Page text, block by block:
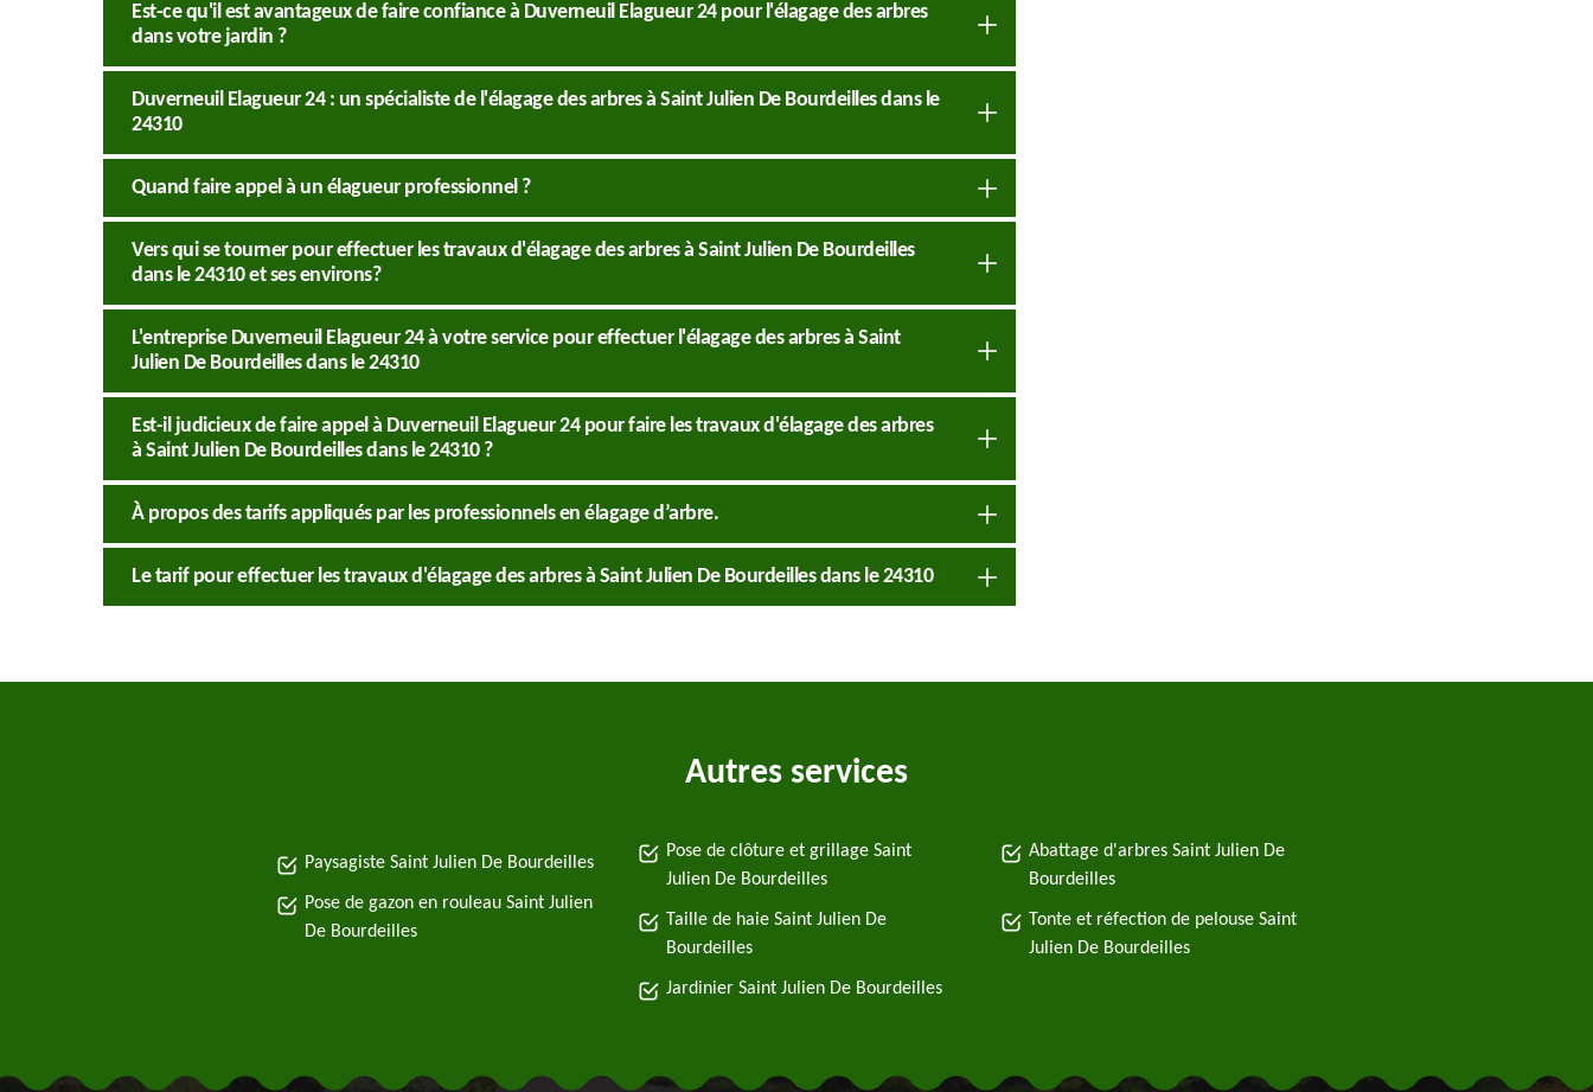
Est-ce qu'il est avantageux de faire confiance à Duverneuil Elagueur 24 pour l'élagage des arbres
dans votre jardin ?
Duverneuil Elagueur 24 : un spécialiste de l'élagage des arbres à Saint Julien De Bourdeilles dans le
24310
Quand faire appel à un élagueur professionnel ?
Vers qui se tourner pour effectuer les travaux d'élagage des arbres à Saint Julien De Bourdeilles
dans le 24310 et ses environs?
L'entreprise Duverneuil Elagueur 24 à votre service pour effectuer l'élagage des arbres à Saint
Julien De Bourdeilles dans le 24310
Est-il judicieux de faire appel à Duverneuil Elagueur 24 pour faire les travaux d'élagage des arbres
à Saint Julien De Bourdeilles dans le 24310 ?
À propos des tarifs appliqués par les professionnels en élagage d’arbre.
Le tarif pour effectuer les travaux d'élagage des arbres à Saint Julien De Bourdeilles dans le 24310
Autres services
Paysagiste Saint Julien De Bourdeilles
Pose de gazon en rouleau Saint Julien
De Bourdeilles
Pose de clôture et grillage Saint
Julien De Bourdeilles
Taille de haie Saint Julien De
Bourdeilles
Jardinier Saint Julien De Bourdeilles
Abattage d'arbres Saint Julien De
Bourdeilles
Tonte et réfection de pelouse Saint
Julien De Bourdeilles